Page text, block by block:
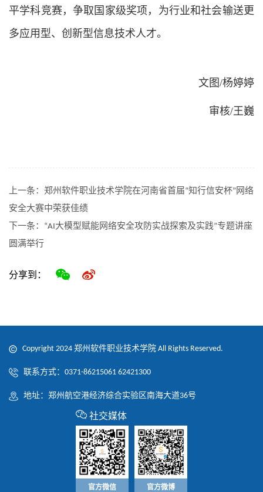
平学科竞赛，争取国家级奖项，为行业和社会输送更
多应用型、创新型信息技术人才。
文图/杨婷婷
审核/王巍
上一条： 郑州软件职业技术学院在河南省首届“知行信安杯”网络
安全大赛中荣获佳绩
下一条： “AI大模型赋能网络安全攻防实战探索及实践”专题讲座
圆满举行
分享到：
Copyright 2024 郑州软件职业技术学院 All Rights Reserved.
联系方式：0371-86215061 62421300
地址：郑州航空港经济综合实验区南海大道36号
社交媒体
官方微信 官方微博